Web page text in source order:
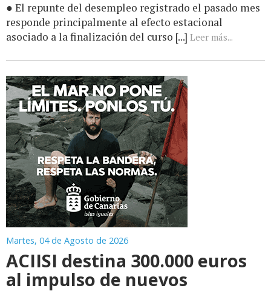
● El repunte del desempleo registrado el pasado mes
responde principalmente al efecto estacional
asociado a la finalización del curso [...] Leer más...
Martes, 04 de Agosto de 2026
ACIISI destina 300.000 euros
al impulso de nuevos